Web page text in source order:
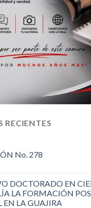
RECIENTES
No. 278
DOCTORADO EN
LA FORMACIÓN
EN LA GUAJIRA